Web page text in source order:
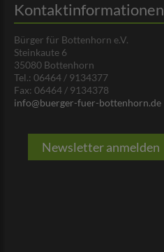
Kontaktinformationen
Bürger für Bottenhorn e.V.
Steinkaute 6
35080 Bottenhorn
Tel.: 06464 / 9134377
Fax: 06464 / 9134378
info@buerger-fuer-bottenhorn.de
Newsletter anmelden